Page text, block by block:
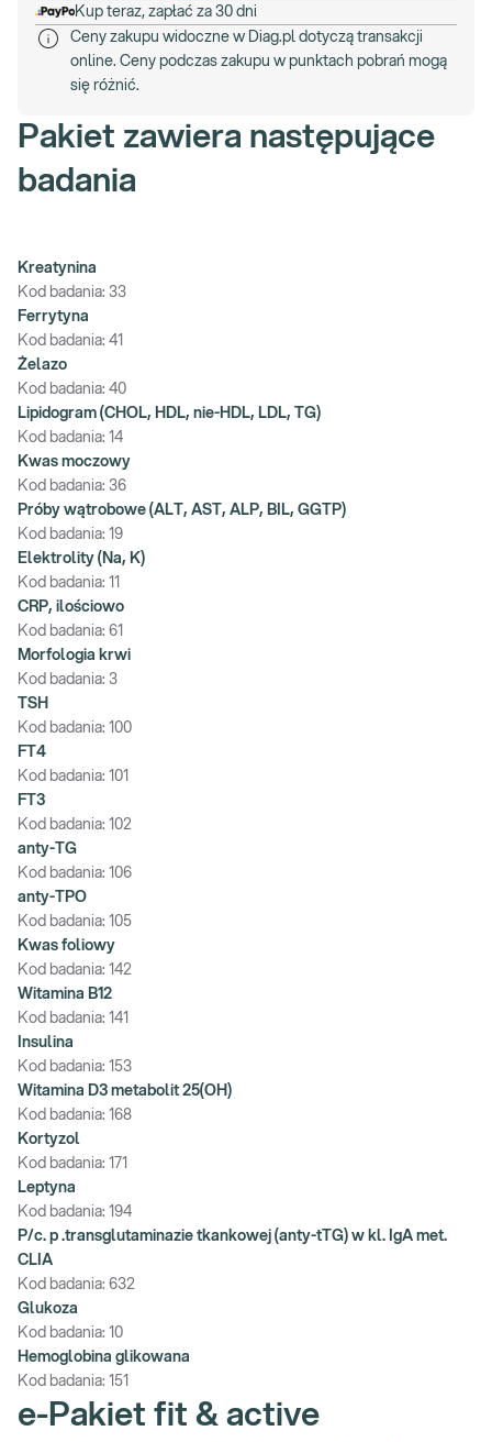
Kup teraz, zapłać za 30 dni
Ceny zakupu widoczne w Diag.pl dotyczą transakcji
online. Ceny podczas zakupu w punktach pobrań mogą
się różnić.
Pakiet zawiera następujące
badania
Kreatynina
Kod badania: 33
Ferrytyna
Kod badania: 41
Żelazo
Kod badania: 40
Lipidogram (CHOL, HDL, nie-HDL, LDL, TG)
Kod badania: 14
Kwas moczowy
Kod badania: 36
Próby wątrobowe (ALT, AST, ALP, BIL, GGTP)
Kod badania: 19
Elektrolity (Na, K)
Kod badania: 11
CRP, ilościowo
Kod badania: 61
Morfologia krwi
Kod badania: 3
TSH
Kod badania: 100
FT4
Kod badania: 101
FT3
Kod badania: 102
anty-TG
Kod badania: 106
anty-TPO
Kod badania: 105
Kwas foliowy
Kod badania: 142
Witamina B12
Kod badania: 141
Insulina
Kod badania: 153
Witamina D3 metabolit 25(OH)
Kod badania: 168
Kortyzol
Kod badania: 171
Leptyna
Kod badania: 194
P/c. p .transglutaminazie tkankowej (anty-tTG) w kl. IgA met.
CLIA
Kod badania: 632
Glukoza
Kod badania: 10
Hemoglobina glikowana
Kod badania: 151
e-Pakiet fit & active